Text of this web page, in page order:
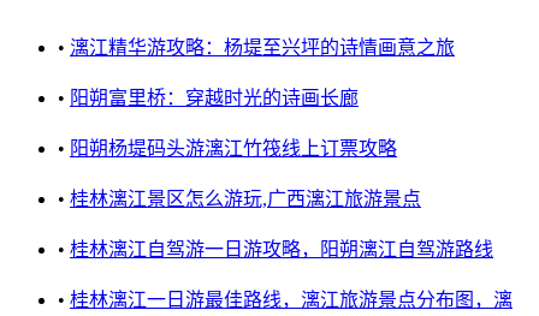
• 漓江精华游攻略：杨堤至兴坪的诗情画意之旅
• 阳朔富里桥：穿越时光的诗画长廊
• 阳朔杨堤码头游漓江竹筏线上订票攻略
• 桂林漓江景区怎么游玩,广西漓江旅游景点
• 桂林漓江自驾游一日游攻略，阳朔漓江自驾游路线
• 桂林漓江一日游最佳路线，漓江旅游景点分布图，漓